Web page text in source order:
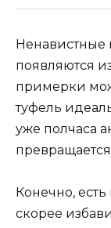
Ненавистные
появляются
примерки
туфель
уже полчаса
Конечно,
скорее